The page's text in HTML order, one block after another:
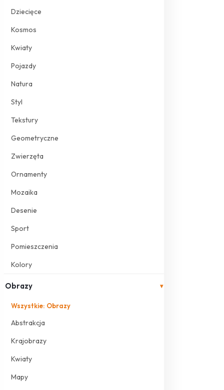
Dziecięce
Kosmos
Kwiaty
Pojazdy
Natura
Styl
Tekstury
Geometryczne
Zwierzęta
Ornamenty
Mozaika
Desenie
Sport
Pomieszczenia
Kolory
Obrazy ▾
Wszystkie: Obrazy
Abstrakcja
Krajobrazy
Kwiaty
Mapy